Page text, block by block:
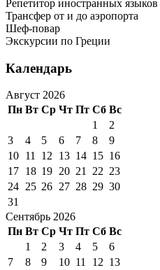
Репетитор иностранных языков
Трансфер от и до аэропорта
Шеф-повар
Экскурсии по Греции
Календарь
Август 2026
Пн Вт Ср Чт Пт Сб Вс
1
2
3
4 5 6 7 8
9
10 11 12 13 14 15 16
17 18 19 20 21 22 23
24 25 26 27 28 29 30
31
Сентябрь 2026
Пн Вт Ср Чт Пт Сб Вс
1
2 3 4 5
6
7
8 9 10 11 12 13